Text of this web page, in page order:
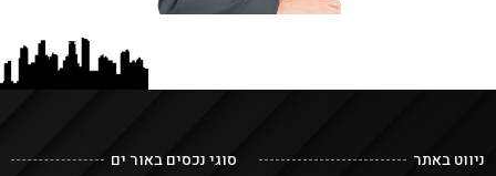
ניווט באתר סוגי נכסים באור ים